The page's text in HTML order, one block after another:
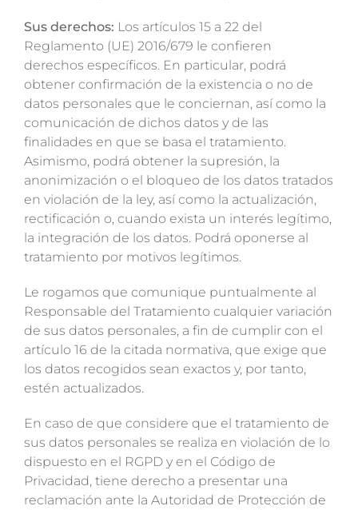
Sus derechos: Los artículos 15 a 22 del
Reglamento (UE) 2016/679 le confieren
derechos específicos. En particular, podrá
obtener confirmación de la existencia o no de
datos personales que le conciernan, así como la
comunicación de dichos datos y de las
finalidades en que se basa el tratamiento.
Asimismo, podrá obtener la supresión, la
anonimización o el bloqueo de los datos tratados
en violación de la ley, así como la actualización,
rectificación o, cuando exista un interés legítimo,
la integración de los datos. Podrá oponerse al
tratamiento por motivos legítimos.
Le rogamos que comunique puntualmente al
Responsable del Tratamiento cualquier variación
de sus datos personales, a fin de cumplir con el
artículo 16 de la citada normativa, que exige que
los datos recogidos sean exactos y, por tanto,
estén actualizados.
En caso de que considere que el tratamiento de
sus datos personales se realiza en violación de lo
dispuesto en el RGPD y en el Código de
Privacidad, tiene derecho a presentar una
reclamación ante la Autoridad de Protección de